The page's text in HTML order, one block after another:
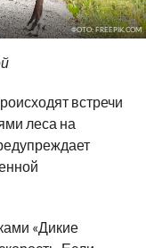
ФОТО: FREEPIK.COM
встречи
леса на
«Дикие